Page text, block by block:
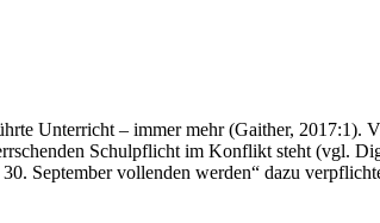
Unterricht – immer mehr (Gaither, 2017:1).
Schulpflicht im Konflikt steht (vgl.
September vollenden werden“ dazu